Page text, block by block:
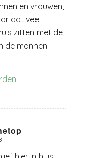
en vrouwen,
dat veel
zitten met de
de mannen